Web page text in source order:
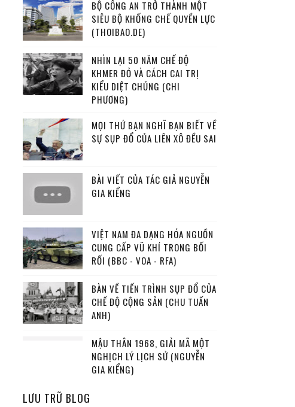
BỘ CÔNG AN TRỞ THÀNH MỘT
SIÊU BỘ KHỐNG CHẾ QUYỀN LỰC
(THOIBAO.DE)
NHÌN LẠI 50 NĂM CHẾ ĐỘ
KHMER ĐỎ VÀ CÁCH CAI TRỊ
KIỂU DIỆT CHỦNG (CHI
PHƯƠNG)
MỌI THỨ BẠN NGHĨ BẠN BIẾT VỀ
SỰ SỤP ĐỔ CỦA LIÊN XÔ ĐỀU SAI
BÀI VIẾT CỦA TÁC GIẢ NGUYỄN
GIA KIỂNG
VIỆT NAM ĐA DẠNG HÓA NGUỒN
CUNG CẤP VŨ KHÍ TRONG BỐI
RỐI (BBC - VOA - RFA)
BÀN VỀ TIẾN TRÌNH SỤP ĐỔ CỦA
CHẾ ĐỘ CỘNG SẢN (CHU TUẤN
ANH)
MẬU THÂN 1968, GIẢI MÃ MỘT
NGHỊCH LÝ LỊCH SỬ (NGUYỄN
GIA KIỂNG)
LƯU TRỮ BLOG